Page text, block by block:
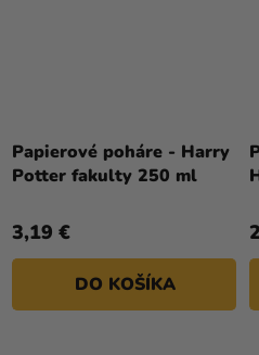
Papierové poháre - Harry
Potter fakulty 250 ml
3,19 €
DO KOŠÍKA